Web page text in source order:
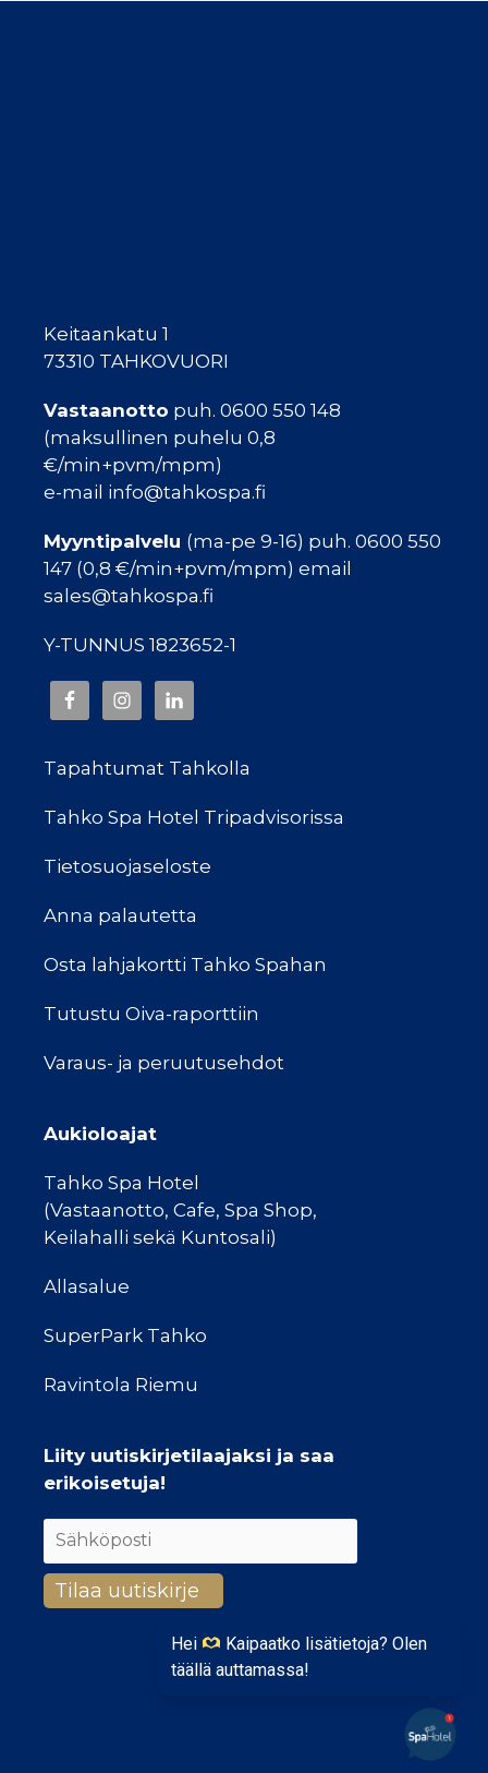
Hei
Kaipaatko lisätietoja? Olen
täällä auttamassa!
Keitaankatu 1
73310 TAHKOVUORI
Vastaanotto puh. 0600 550 148
(maksullinen puhelu 0,8
€/min+pvm/mpm)
e-mail info@tahkospa.fi
Myyntipalvelu (ma-pe 9-16) puh. 0600 550
147 (0,8 €/min+pvm/mpm) email
sales@tahkospa.fi
Y-TUNNUS 1823652-1
Tapahtumat Tahkolla
Tahko Spa Hotel Tripadvisorissa
Tietosuojaseloste
Anna palautetta
Osta lahjakortti Tahko Spahan
Tutustu Oiva-raporttiin
Varaus- ja peruutusehdot
Aukioloajat
Tahko Spa Hotel
(Vastaanotto, Cafe, Spa Shop,
Keilahalli sekä Kuntosali)
Allasalue
SuperPark Tahko
Ravintola Riemu
Liity uutiskirjetilaajaksi ja saa
erikoisetuja!